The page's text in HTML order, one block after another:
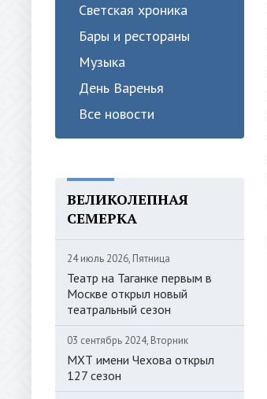
Светская хроника
Бары и рестораны
Музыка
День Варенья
Все новости
ВЕЛИКОЛЕПНАЯ
СЕМЕРКА
24 июль 2026, Пятница
Театр на Таганке первым в
Москве открыл новый
театральный сезон
03 сентябрь 2024, Вторник
МХТ имени Чехова открыл
127 сезон